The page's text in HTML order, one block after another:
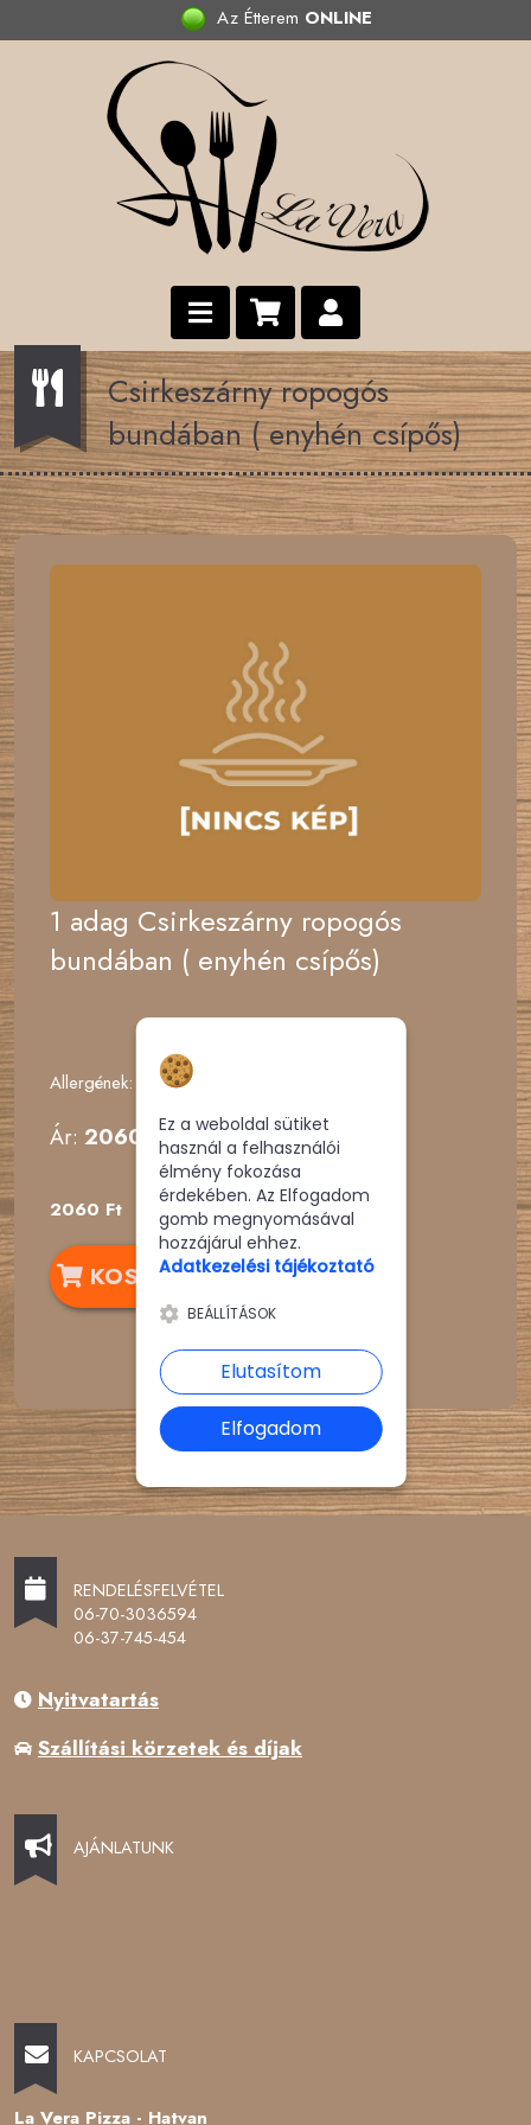
Az Étterem ONLINE
Csirkeszárny ropogós
bundában ( enyhén csípős)
1 adag Csirkeszárny ropogós
bundában ( enyhén csípős)
Allergének:
Ár: 2060 Ft
2060 Ft
KOSÁRBA
RENDELÉSFELVÉTEL
06-70-3036594
06-37-745-454
Nyitvatartás
Szállítási körzetek és díjak
AJÁNLATUNK
KAPCSOLAT
La Vera Pizza - Hatvan
Ez a weboldal sütiket
használ a felhasználói
élmény fokozása
érdekében. Az Elfogadom
gomb megnyomásával
hozzájárul ehhez.
Adatkezelési tájékoztató
BEÁLLÍTÁSOK
Elutasítom
Elfogadom